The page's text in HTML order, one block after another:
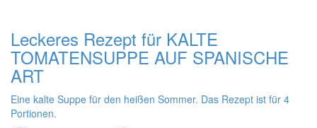
Leckeres Rezept für KALTE
TOMATENSUPPE AUF SPANISCHE
ART
Eine kalte Suppe für den heißen Sommer. Das Rezept ist für 4
Portionen.